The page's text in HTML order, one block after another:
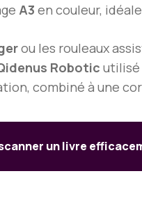
A3 en couleur,
ou les rouleaux
Robotic utilisé
combiné à une
un livre